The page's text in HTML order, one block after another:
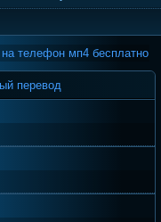
телефон мп4 бесплатно
перевод